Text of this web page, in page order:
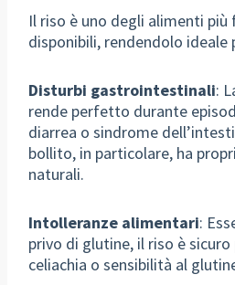
Il riso è uno degli alimenti
disponibili, rendendolo ideale
Disturbi gastrointestinali:
rende perfetto durante
diarrea o sindrome
bollito, in particolare, ha
naturali.
Intolleranze alimentari:
privo di glutine, il riso è
celiachia o sensibilità al